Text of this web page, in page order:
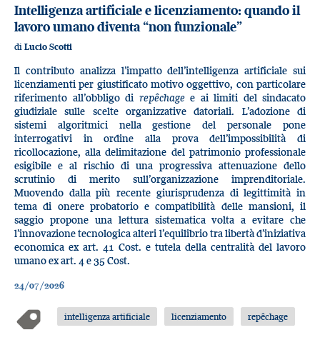
Intelligenza artificiale e licenziamento: quando il
lavoro umano diventa “non funzionale”
di Lucio Scotti
Il contributo analizza l’impatto dell’intelligenza artificiale sui
licenziamenti per giustificato motivo oggettivo, con particolare
riferimento all’obbligo di repêchagee ai limiti del sindacato
giudiziale sulle scelte organizzative datoriali. L’adozione di
sistemi algoritmici nella gestione del personale pone
interrogativi in ordine alla prova dell’impossibilità di
ricollocazione, alla delimitazione del patrimonio professionale
esigibile e al rischio di una progressiva attenuazione dello
scrutinio di merito sull’organizzazione imprenditoriale.
Muovendo dalla più recente giurisprudenza di legittimità in
tema di onere probatorio e compatibilità delle mansioni, il
saggio propone una lettura sistematica volta a evitare che
l’innovazione tecnologica alteri l’equilibrio tra libertà d’iniziativa
economica ex art. 41 Cost. e tutela della centralità del lavoro
umano ex art. 4 e 35 Cost.
24/07/2026
intelligenza artificiale licenziamento repêchage